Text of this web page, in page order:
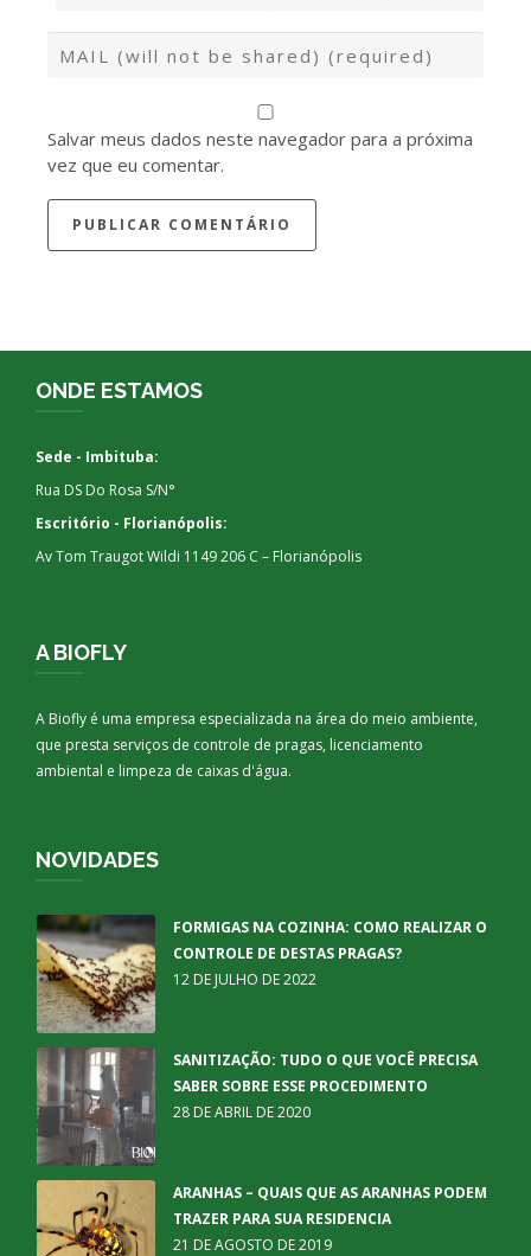
Salvar meus dados neste navegador para a próxima
vez que eu comentar.
ONDE ESTAMOS
Sede - Imbituba:
Rua DS Do Rosa S/N°
Escritório - Florianópolis:
Av Tom Traugot Wildi 1149 206 C – Florianópolis
A BIOFLY
A Biofly é uma empresa especializada na área do meio ambiente,
que presta serviços de controle de pragas, licenciamento
ambiental e limpeza de caixas d'água.
NOVIDADES
FORMIGAS NA COZINHA: COMO REALIZAR O
CONTROLE DE DESTAS PRAGAS?
12 DE JULHO DE 2022
SANITIZAÇÃO: TUDO O QUE VOCÊ PRECISA
SABER SOBRE ESSE PROCEDIMENTO
28 DE ABRIL DE 2020
ARANHAS – QUAIS QUE AS ARANHAS PODEM
TRAZER PARA SUA RESIDENCIA
21 DE AGOSTO DE 2019